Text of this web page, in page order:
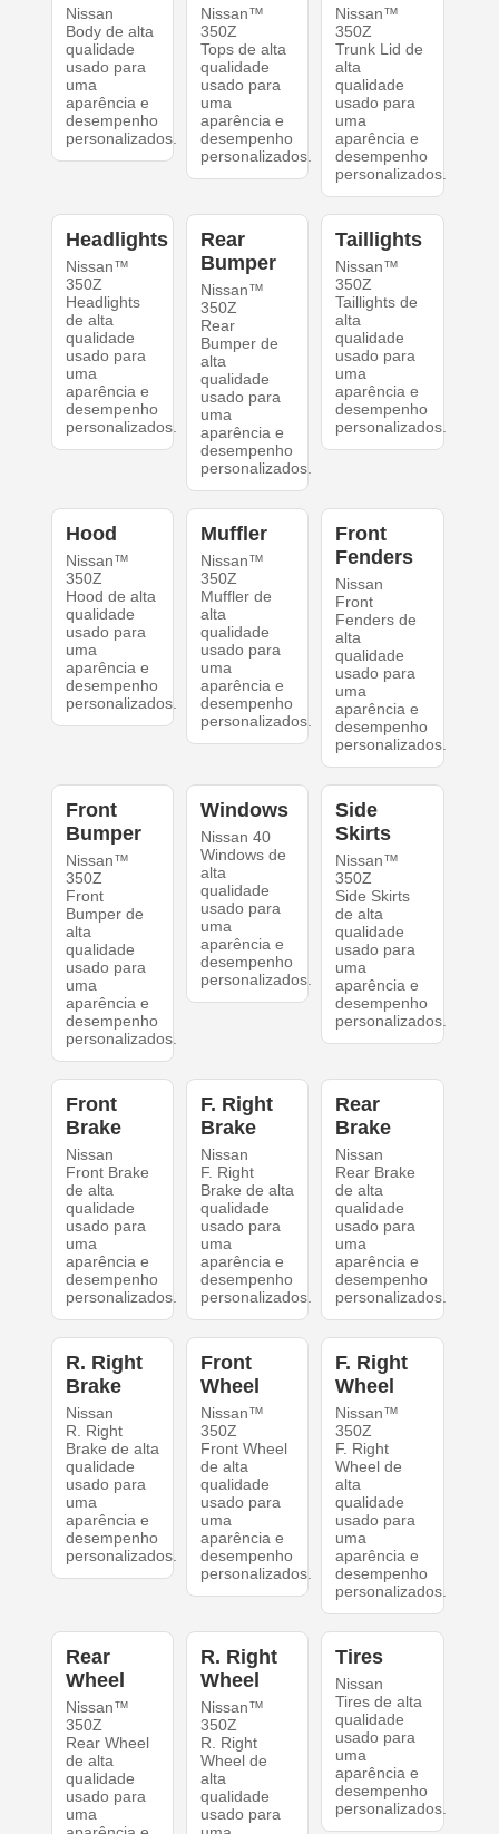
Nissan
Body de alta
qualidade
usado para
uma
aparência e
desempenho
personalizados.
Nissan™
350Z
Tops de alta
qualidade
usado para
uma
aparência e
desempenho
personalizados.
Nissan™
350Z
Trunk Lid de
alta
qualidade
usado para
uma
aparência e
desempenho
personalizados.
Headlights
Nissan™
350Z
Headlights
de alta
qualidade
usado para
uma
aparência e
desempenho
personalizados.
Rear
Bumper
Nissan™
350Z
Rear
Bumper de
alta
qualidade
usado para
uma
aparência e
desempenho
personalizados.
Taillights
Nissan™
350Z
Taillights de
alta
qualidade
usado para
uma
aparência e
desempenho
personalizados.
Hood
Nissan™
350Z
Hood de alta
qualidade
usado para
uma
aparência e
desempenho
personalizados.
Muffler
Nissan™
350Z
Muffler de
alta
qualidade
usado para
uma
aparência e
desempenho
personalizados.
Front
Fenders
Nissan
Front
Fenders de
alta
qualidade
usado para
uma
aparência e
desempenho
personalizados.
Front
Bumper
Nissan™
350Z
Front
Bumper de
alta
qualidade
usado para
uma
aparência e
desempenho
personalizados.
Windows
Nissan 40
Windows de
alta
qualidade
usado para
uma
aparência e
desempenho
personalizados.
Side
Skirts
Nissan™
350Z
Side Skirts
de alta
qualidade
usado para
uma
aparência e
desempenho
personalizados.
Front
Brake
Nissan
Front Brake
de alta
qualidade
usado para
uma
aparência e
desempenho
personalizados.
F. Right
Brake
Nissan
F. Right
Brake de alta
qualidade
usado para
uma
aparência e
desempenho
personalizados.
Rear
Brake
Nissan
Rear Brake
de alta
qualidade
usado para
uma
aparência e
desempenho
personalizados.
R. Right
Brake
Nissan
R. Right
Brake de alta
qualidade
usado para
uma
aparência e
desempenho
personalizados.
Front
Wheel
Nissan™
350Z
Front Wheel
de alta
qualidade
usado para
uma
aparência e
desempenho
personalizados.
F. Right
Wheel
Nissan™
350Z
F. Right
Wheel de
alta
qualidade
usado para
uma
aparência e
desempenho
personalizados.
Rear
Wheel
Nissan™
350Z
Rear Wheel
de alta
qualidade
usado para
uma
R. Right
Wheel
Nissan™
350Z
R. Right
Wheel de
alta
qualidade
usado para
Tires
Nissan
Tires de alta
qualidade
usado para
uma
aparência e
desempenho
personalizados.